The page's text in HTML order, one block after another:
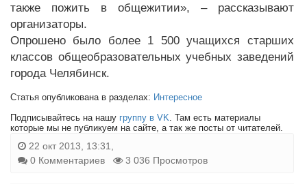
также пожить в общежитии», – рассказывают
организаторы.
Опрошено было более 1 500 учащихся старших
классов общеобразовательных учебных заведений
города Челябинск.
Статья опубликована в разделах: Интересное
Подписывайтесь на нашу группу в VK . Там есть материалы
которые мы не публикуем на сайте, а так же посты от читателей.
22 окт 2013, 13:31,
0 Комментариев
3 036 Просмотров